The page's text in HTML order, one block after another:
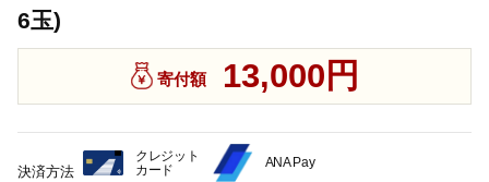
6玉)
寄付額 13,000円
決済方法
クレジット
カード
ANA Pay